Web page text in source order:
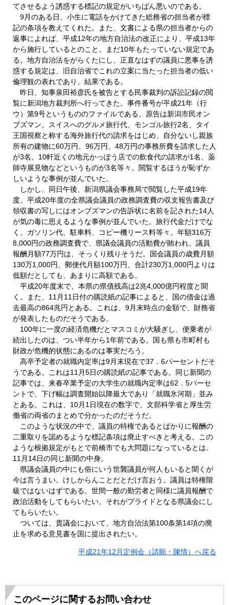
てさせるよう誘惑する標記の規定がいちばん悪いのである。
9月のある日、小生に電話をかけてきた総務省の担当者が標
記の条項を教えてくれた。また、文書による県の担当者からの
返事によれば、平成12年の地方自治法の改正により、平成13年
から施行しているとのこと。まだ10年もたっていない規定であ
る。地方自治法をがらくたにし、正直なはずの議員に悪事を誘
惑する規定は、旧自治省でこれの立案に当たった担当者の低い
倫理観の表れであり、結果である。
昨日、知事泉田裕彦氏を被告とする民事裁判の訴訟記録の閲
覧に新潟地方裁判所へ行ってきた。事件番号が平成21年（行
ウ）第9号というもののファイルである。原告は新潟市民オン
ブズマン。スイスへのグルメ旅行代、モンゴル旅行2名、タイ
王国視察と称する海外旅行代の請求をはじめ、自分ないし親族
所有の建物に60万円、96万円、48万円の事務所費を請求した人
が3名。10軒近くの地元かっぽう店での飲食代の請求が1名、薬
師寺展見物などというものが3名等々。閲覧するほうが恥ずか
しいような事例が並んでいた。
しかし、同日午後、新潟県議会事務局で閲覧した平成19年
度、平成20年度の全県議会議員の政務調査費の収支報告書及び
領収書の写しにはオンブズマンの告訴状に名前を記された14人
が気の毒に思えるような事例が並んでいた。旅行代金だけでな
く、ガソリン代、駐車料、コピー機リース料等々。年額316万
8,000円の政務調査費で、県議会議員の活動費が賄われ、議員
報酬月額77万円は、そっくり残りそうだ。国会議員の歳費月額
130万1,000円、郵便代月額100万円、合計230万1,000円よりは
低額だとしても、あまりに高額である。
平成20年度末で、本県の県債残高は2兆4,000億円程度と聞
く。また、11月11日付の購読紙の記事によると、国の借金は過
去最高の864兆円とある。これは、9月末時点の金額で、財務省
が発表したものだそうである。
100年に一度の経済危機だとマスコミが大騒ぎし、便乗者が
続出したのは、つい半年から1年前である。国も県も市町村も
財政が危機的状態にあるのは事実だろう。
高卒予定者の就職内定率は9月末現在で37．6パーセントだそ
うである。これは11月5日の購読紙の記事である。同じ新聞の
記事では、来春卒業予定の大学生の就職内定率は62．5パーセ
ントで、下げ幅は調査開始以降最大であり「就職氷河期」並み
とある。これは、10月1日現在の数字で、文部科学省と厚生労
働省の両省のまとめで分かったのだそうだ。
このような状況の中で、議員の特権であるとばかりに報酬の
二重取りを認めるような標記条項は廃止すべきと考える。この
ような根拠規定がもとで前橋市でも大問題になっているとは、
11月14日の同じ新聞の中身。
県議会議員の中にも俗にいう世襲議員が何人もいると聞くが
今は言うまい。けしからんことだとだけ言おう。議員は特権階
級ではないはずである。世間一般の勤労者と同様に議員報酬で
政治活動をしてもらいたい。それがプライドとなる県議会にし
てもらいたい。
ついては、貴議会において、地方自治法第100条第14項の廃
止を求める意見書を国に提出されたい。
平成21年12月定例会（請願・陳情）へ戻る
このページに関するお問い合わせ